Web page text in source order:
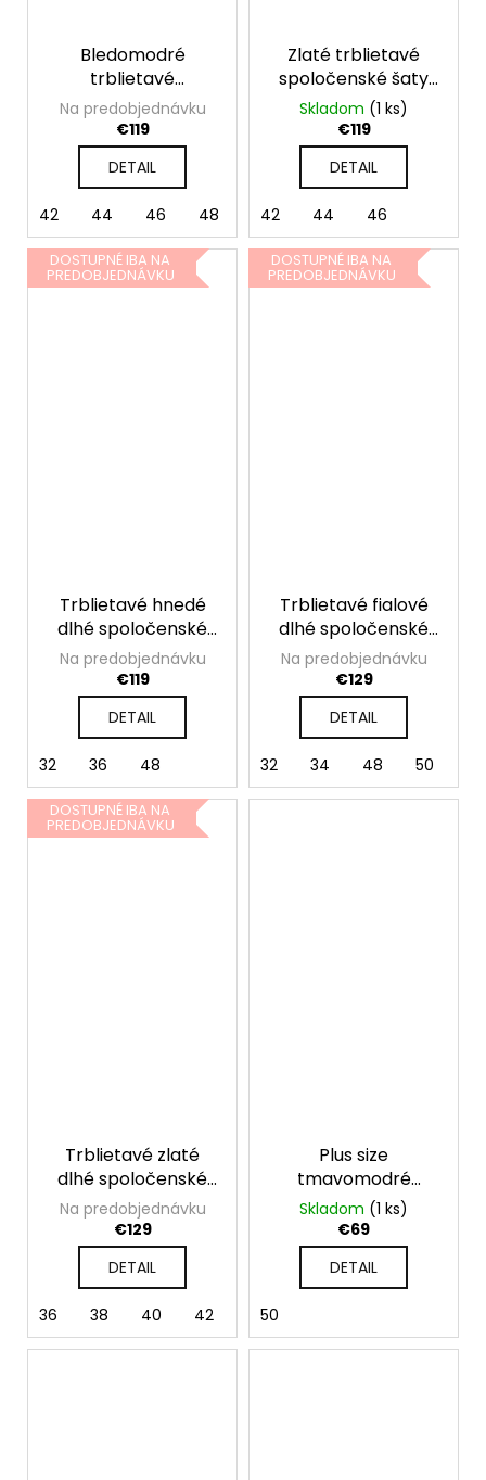
Bledomodré
trblietavé
spoločenské šaty
pre moletky
Na predobjednávku
€119
DETAIL
42 44 46 48 50 52
Zlaté trblietavé
spoločenské šaty
pre moletky
Skladom (1 ks)
€119
DETAIL
42 44 46
DOSTUPNÉ IBA NA
PREDOBJEDNÁVKU
Trblietavé hnedé
dlhé spoločenské
šaty s rozparkom
Na predobjednávku
€119
DETAIL
32 36 48
DOSTUPNÉ IBA NA
PREDOBJEDNÁVKU
Trblietavé fialové
dlhé spoločenské
šaty s rozparkom
Na predobjednávku
€129
DETAIL
32 34 48 50
DOSTUPNÉ IBA NA
PREDOBJEDNÁVKU
Trblietavé zlaté
dlhé spoločenské
šaty s rozparkom
Na predobjednávku
€129
DETAIL
36 38 40 42 44
Plus size
tmavomodré
flitrované krátke
šaty
Skladom (1 ks)
€69
DETAIL
50